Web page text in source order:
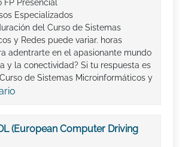
FP Presencial
Especializados
del Curso de Sistemas
y Redes puede variar. horas
adentrarte en el apasionante mundo
y la conectividad? Si tu respuesta es
de Sistemas Microinformáticos y
(European Computer Driving